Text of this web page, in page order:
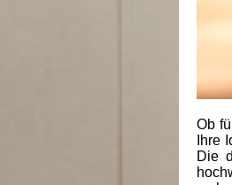
Ob
Ihre
Die